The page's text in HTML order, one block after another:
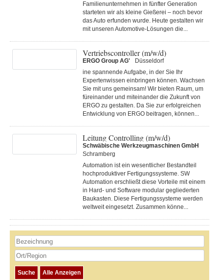
Familienunternehmen in fünfter Generation
starteten wir als kleine Gießerei – noch bevor
das Auto erfunden wurde. Heute gestalten wir
mit unseren Automotive-Lösungen die...
Vertriebscontroller (m/w/d)
ERGO Group AG'
Düsseldorf
ine spannende Aufgabe, in der Sie Ihr
Expertenwissen einbringen können. Wachsen
Sie mit uns gemeinsam! Wir bieten Raum, um
füreinander und miteinander die Zukunft von
ERGO zu gestalten. Da Sie zur erfolgreichen
Entwicklung von ERGO beitragen, können...
Leitung Controlling (m/w/d)
Schwäbische Werkzeugmaschinen GmbH
Schramberg
Automation ist ein wesentlicher Bestandteil
hochproduktiver Fertigungssysteme. SW
Automation erschließt diese Vorteile mit einem
in Hard- und Software modular gegliederten
Baukasten. Diese Fertigungs­systeme werden
weltweit eingesetzt. Zusammen könne...